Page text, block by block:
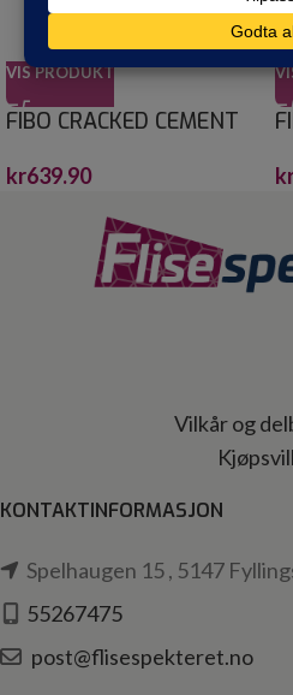
VIS PRODUKT
FIBO CRACKED CEMENT
kr639.90
Vilkår og
KONTAKTINFORMASJON
Spelhaugen 15 , 5147
55267475
post@flisespekteret.no